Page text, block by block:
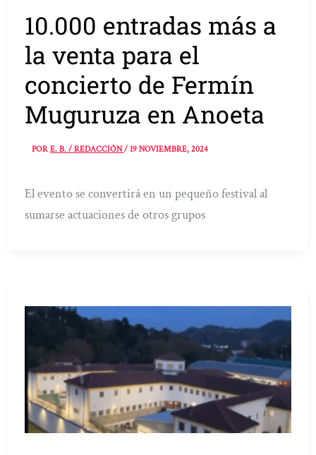
10.000 entradas más a
la venta para el
concierto de Fermín
Muguruza en Anoeta
PORE. B. / REDACCIÓN/19 NOVIEMBRE, 2024
El evento se convertirá en un pequeño festival al
sumarse actuaciones de otros grupos